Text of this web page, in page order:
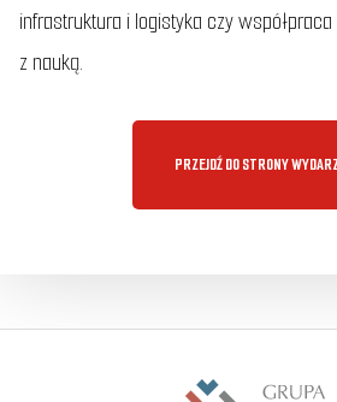
infrastruktura i logistyka czy
z nauką.
PRZEJDŹ DO STRONY